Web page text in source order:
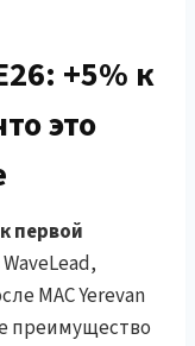
+5% к
это
первой
MAC Yerevan
преимущество